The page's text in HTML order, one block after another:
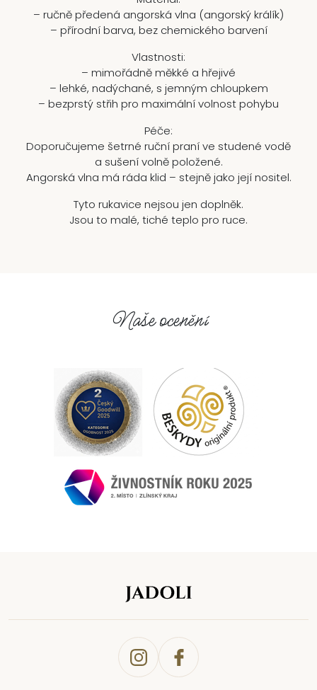
– ručně předená angorská vlna (angorský králík)
– přírodní barva, bez chemického barvení
Vlastnosti:
– mimořádně měkké a hřejivé
– lehké, nadýchané, s jemným chloupkem
– bezprstý střih pro maximální volnost pohybu
Péče:
Doporučujeme šetrné ruční praní ve studené vodě
a sušení volně položené.
Angorská vlna má ráda klid – stejně jako její nositel.
Tyto rukavice nejsou jen doplněk.
Jsou to malé, tiché teplo pro ruce.
Naše ocenění